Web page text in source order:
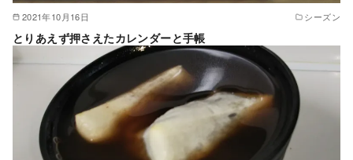
2021年10月16日 シーズン
とりあえず押さえたカレンダーと手帳